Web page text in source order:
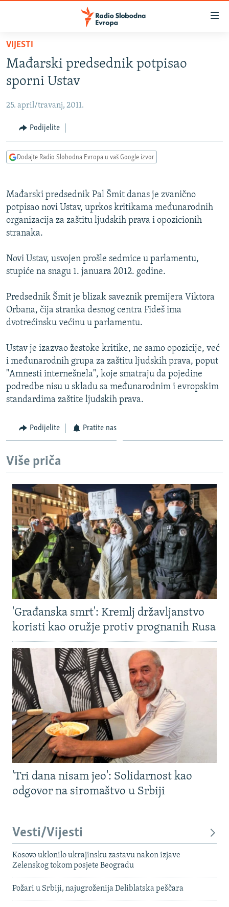
Pređite
glavni
sadržaj
Pređite
na
navigaciju
Pređite
na
VIJESTI
BOSNA I HERCEGOVINA
SRBIJA
KOSOVO
CRNA GORA
VIDEO
INFOGRAFIKE
PODCASTI
KINA NA BALKANU
RSE PRIČE IZ SVIJETA
ISPRIČAJ MI
DNEVNO@RSE
SPECIJALI RSE
VIŠE OD NASLOVA
GENOCID U SREBRENICI
TV LIBERTY
POST SCRIPTUM
MOJA EVROPA
TRI DECENIJE OD RATA U BIH
SVE KARTE DEJTONA
NASTANAK I RASPAD JUGOSLAVIJE
PRATITE NAS
Sve RFE/RL stranice
VIJESTI
Mađarski predsednik potpisao
sporni Ustav
25. april/travanj, 2011.
Podijelite
Dodajte Radio Slobodna Evropa u vaš Google izvor
Mađarski predsednik Pal Šmit danas je zvanično
potpisao novi Ustav, uprkos kritikama međunarodnih
organizacija za zaštitu ljudskih prava i opozicionih
stranaka.
Novi Ustav, usvojen prošle sedmice u parlamentu,
stupiće na snagu 1. januara 2012. godine.
Predsednik Šmit je blizak saveznik premijera Viktora
Orbana, čija stranka desnog centra Fideš ima
dvotrećinsku većinu u parlamentu.
Ustav je izazvao žestoke kritike, ne samo opozicije, već
i međunarodnih grupa za zaštitu ljudskih prava, poput
"Amnesti internešnela", koje smatraju da pojedine
podredbe nisu u skladu sa međunarodnim i evropskim
standardima zaštite ljudskih prava.
Podijelite Pratite nas
Više priča
'Građanska smrt': Kremlj državljanstvo
koristi kao oružje protiv prognanih Rusa
'Tri dana nisam jeo': Solidarnost kao
odgovor na siromaštvo u Srbiji
Vesti/Vijesti
Kosovo uklonilo ukrajinsku zastavu nakon izjave
Zelenskog tokom posjete Beogradu
Požari u Srbiji, najugroženija Deliblatska peščara